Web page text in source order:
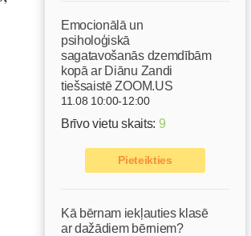
Emocionālā un
psiholoģiskā
sagatavošanās dzemdībām
kopā ar Diānu Zandi
tiešsaistē ZOOM.US
11.08 10:00-12:00
Brīvo vietu skaits: 9
Pieteikties
Kā bērnam iekļauties klasē
ar dažādiem bērniem?